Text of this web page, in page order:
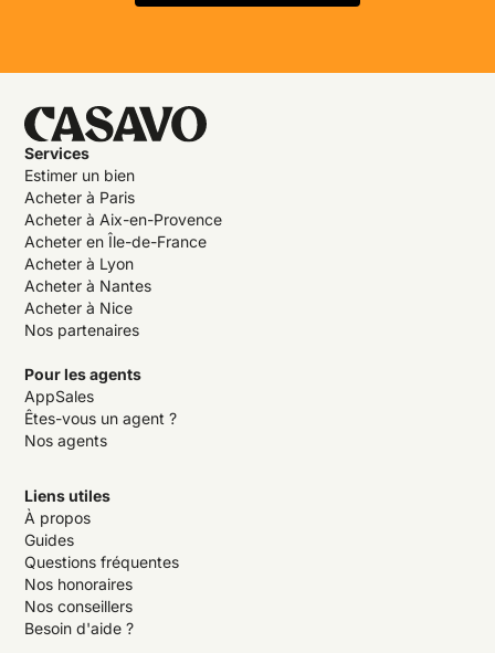
Services
Estimer un bien
Acheter à Paris
Acheter à Aix-en-Provence
Acheter en Île-de-France
Acheter à Lyon
Acheter à Nantes
Acheter à Nice
Nos partenaires
Pour les agents
AppSales
Êtes-vous un agent ?
Nos agents
Liens utiles
À propos
Guides
Questions fréquentes
Nos honoraires
Nos conseillers
Besoin d'aide ?